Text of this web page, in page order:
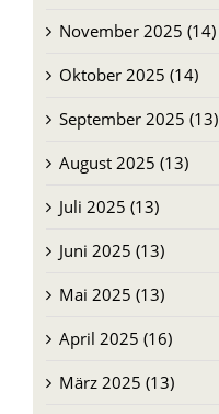
November 2025 (14)
Oktober 2025 (14)
September 2025 (13)
August 2025 (13)
Juli 2025 (13)
Juni 2025 (13)
Mai 2025 (13)
April 2025 (16)
März 2025 (13)